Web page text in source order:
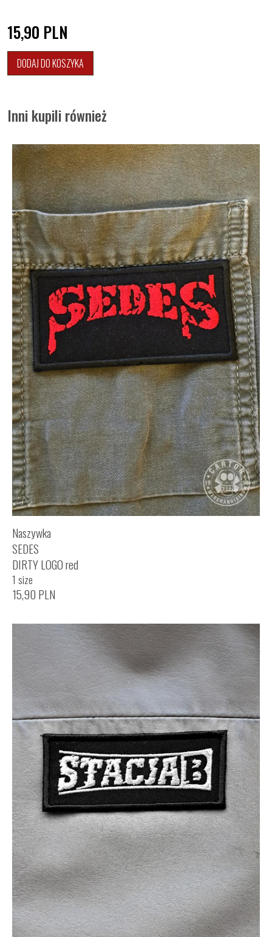
15,90 PLN
DODAJ DO KOSZYKA
Inni kupili również
Naszywka
SEDES
DIRTY LOGO red
1 size
15,90 PLN